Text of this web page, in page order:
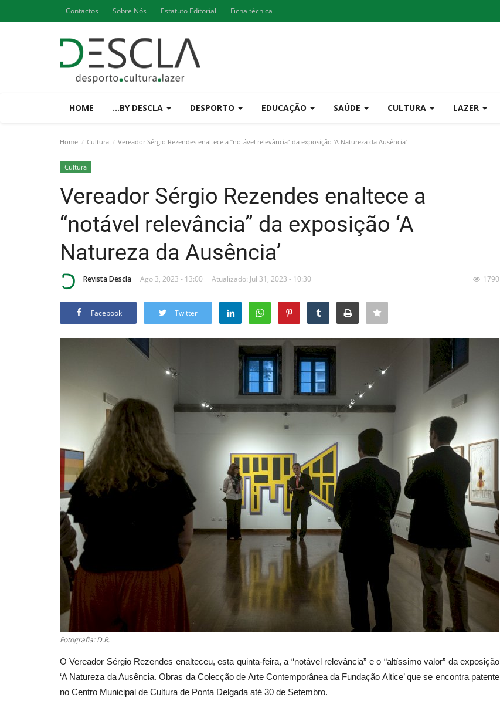
Contactos Sobre Nós Estatuto Editorial Ficha técnica
HOME ...BY DESCLA DESPORTO EDUCAÇÃO SAÚDE CULTURA LAZER
Home Cultura Vereador Sérgio Rezendes enaltece a “notável relevância” da exposição ‘A Natureza da Ausência’
Cultura
Vereador Sérgio Rezendes enaltece a
“notável relevância” da exposição ‘A
Natureza da Ausência’
Revista Descla Ago 3, 2023 - 13:00 Atualizado: Jul 31, 2023 - 10:30 1790
Facebook Twitter
Fotografia: D.R.
O Vereador Sérgio Rezendes enalteceu, esta quinta-feira, a “notável relevância” e o “altíssimo valor” da exposição
‘A Natureza da Ausência. Obras da Colecção de Arte Contemporânea da Fundação Altice’ que se encontra patente
no Centro Municipal de Cultura de Ponta Delgada até 30 de Setembro.